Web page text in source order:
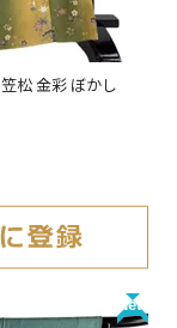
松 金彩 ぼかし
New